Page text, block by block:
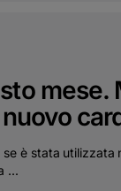
mese.
è stata
...